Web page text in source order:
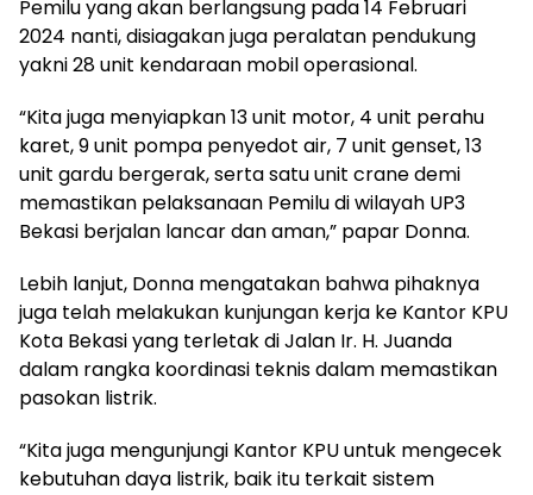
Pemilu yang akan berlangsung pada 14 Februari
2024 nanti, disiagakan juga peralatan pendukung
yakni 28 unit kendaraan mobil operasional.
“Kita juga menyiapkan 13 unit motor, 4 unit perahu
karet, 9 unit pompa penyedot air, 7 unit genset, 13
unit gardu bergerak, serta satu unit crane demi
memastikan pelaksanaan Pemilu di wilayah UP3
Bekasi berjalan lancar dan aman,” papar Donna.
Lebih lanjut, Donna mengatakan bahwa pihaknya
juga telah melakukan kunjungan kerja ke Kantor KPU
Kota Bekasi yang terletak di Jalan Ir. H. Juanda
dalam rangka koordinasi teknis dalam memastikan
pasokan listrik.
“Kita juga mengunjungi Kantor KPU untuk mengecek
kebutuhan daya listrik, baik itu terkait sistem